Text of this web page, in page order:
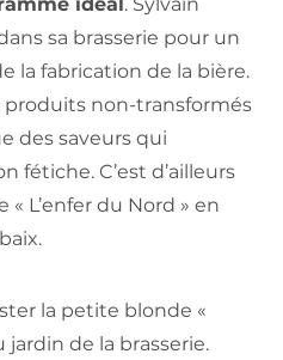
sa brasserie pour un
la fabrication de la bière.
produits non-transformés
des saveurs qui
fétiche. C’est d’ailleurs
« L’enfer du Nord » en
la petite blonde «
jardin de la brasserie.